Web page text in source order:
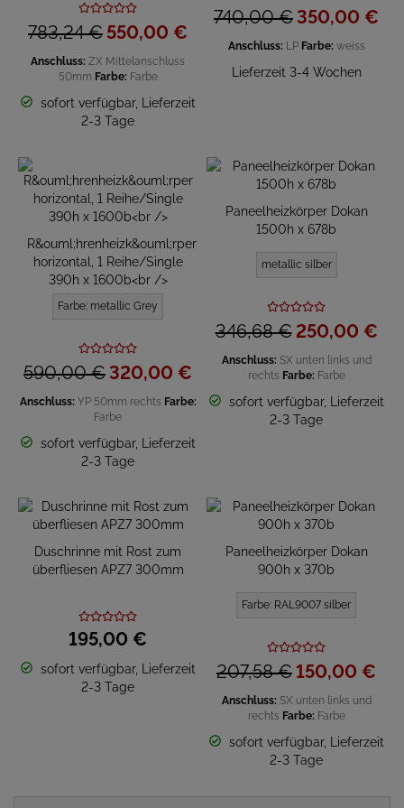
783,24 € 550,00 €
Anschluss: ZX Mittelanschluss
50mm Farbe: Farbe
sofort verfügbar, Lieferzeit
2-3 Tage
740,00 € 350,00 €
Anschluss: LP Farbe: weiss
Lieferzeit 3-4 Wochen
R&ouml;hrenheizk&ouml;rper
horizontal, 1 Reihe/Single
390h x 1600b<br />
Farbe: metallic Grey
590,00 € 320,00 €
Anschluss: YP 50mm rechts Farbe:
Farbe
sofort verfügbar, Lieferzeit
2-3 Tage
Paneelheizkörper Dokan
1500h x 678b
metallic silber
346,68 € 250,00 €
Anschluss: SX unten links und
rechts Farbe: Farbe
sofort verfügbar, Lieferzeit
2-3 Tage
Duschrinne mit Rost zum
überfliesen APZ7 300mm
195,00 €
sofort verfügbar, Lieferzeit
2-3 Tage
Paneelheizkörper Dokan
900h x 370b
Farbe: RAL9007 silber
207,58 € 150,00 €
Anschluss: SX unten links und
rechts Farbe: Farbe
sofort verfügbar, Lieferzeit
2-3 Tage